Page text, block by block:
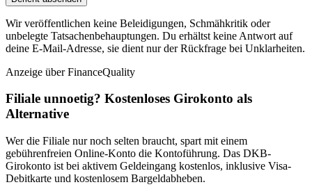
Wir veröffentlichen keine Beleidigungen, Schmähkritik oder
unbelegte Tatsachenbehauptungen. Du erhältst keine Antwort auf
deine E-Mail-Adresse, sie dient nur der Rückfrage bei Unklarheiten.
Anzeige über FinanceQuality
Filiale unnoetig? Kostenloses Girokonto als
Alternative
Wer die Filiale nur noch selten braucht, spart mit einem
gebührenfreien Online-Konto die Kontoführung. Das DKB-
Girokonto ist bei aktivem Geldeingang kostenlos, inklusive Visa-
Debitkarte und kostenlosem Bargeldabheben.